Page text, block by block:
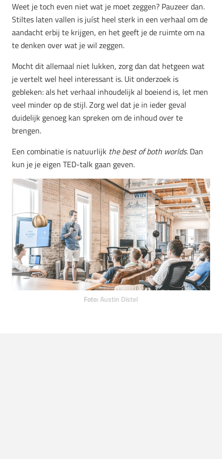
Weet je toch even niet wat je moet zeggen? Pauzeer dan.
Stiltes laten vallen is juíst heel sterk in een verhaal om de
aandacht erbij te krijgen, en het geeft je de ruimte om na
te denken over wat je wil zeggen.
Mocht dit allemaal niet lukken, zorg dan dat hetgeen wat
je vertelt wel heel interessant is. Uit onderzoek is
gebleken: als het verhaal inhoudelijk al boeiend is, let men
veel minder op de stijl. Zorg wel dat je in ieder geval
duidelijk genoeg kan spreken om de inhoud over te
brengen.
Een combinatie is natuurlijk the best of both worlds. Dan
kun je je eigen TED-talk gaan geven.
Foto: Austin Distel